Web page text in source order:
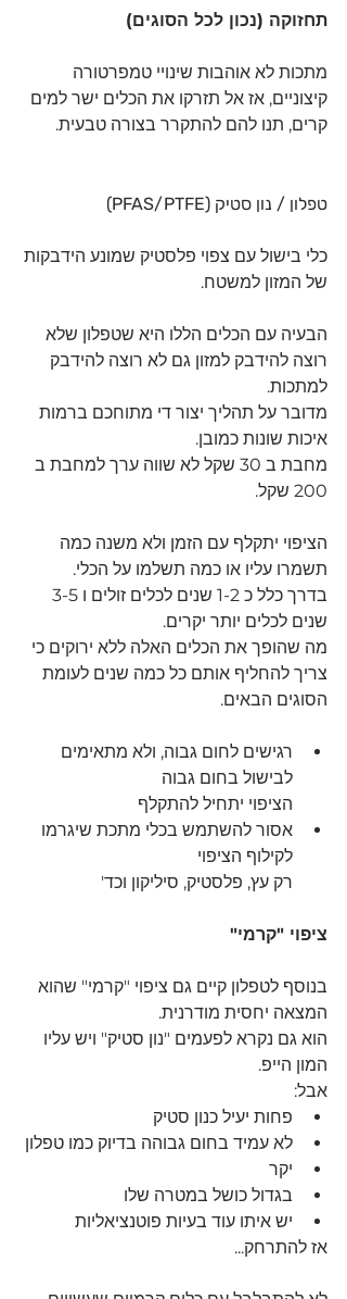
תחזוקה (נכון לכל הסוגים)
מתכות לא אוהבות שינויי טמפרטורה
קיצוניים, אז אל תזרקו את הכלים ישר למים
קרים, תנו להם להתקרר בצורה טבעית.
טפלון / נון סטיק (PFAS/PTFE)
כלי בישול עם צפוי פלסטיק שמונע הידבקות
של המזון למשטח.
הבעיה עם הכלים הללו היא שטפלון שלא
רוצה להידבק למזון גם לא רוצה להידבק
למתכות.
מדובר על תהליך יצור די מתוחכם ברמות
איכות שונות כמובן.
מחבת ב 30 שקל לא שווה ערך למחבת ב
200 שקל.
הציפוי יתקלף עם הזמן ולא משנה כמה
תשמרו עליו או כמה תשלמו על הכלי.
שנים לכלים יותר יקרים.
מה שהופך את הכלים האלה ללא ירוקים כי
צריך להחליף אותם כל כמה שנים לעומת
הסוגים הבאים.
רגישים לחום גבוה, ולא מתאימים
לבישול בחום גבוה
הציפוי יתחיל להתקלף
אסור להשתמש בכלי מתכת שיגרמו
לקילוף הציפוי
רק עץ, פלסטיק, סיליקון וכד'
ציפוי "קרמי"
בנוסף לטפלון קיים גם ציפוי "קרמי" שהוא
המצאה יחסית מודרנית.
הוא גם נקרא לפעמים "נון סטיק" ויש עליו
המון הייפ.
אבל:
פחות יעיל כנון סטיק
לא עמיד בחום גבוהה בדיוק כמו טפלון
יקר
בגדול כושל במטרה שלו
יש איתו עוד בעיות פוטנציאליות
אז להתרחק...